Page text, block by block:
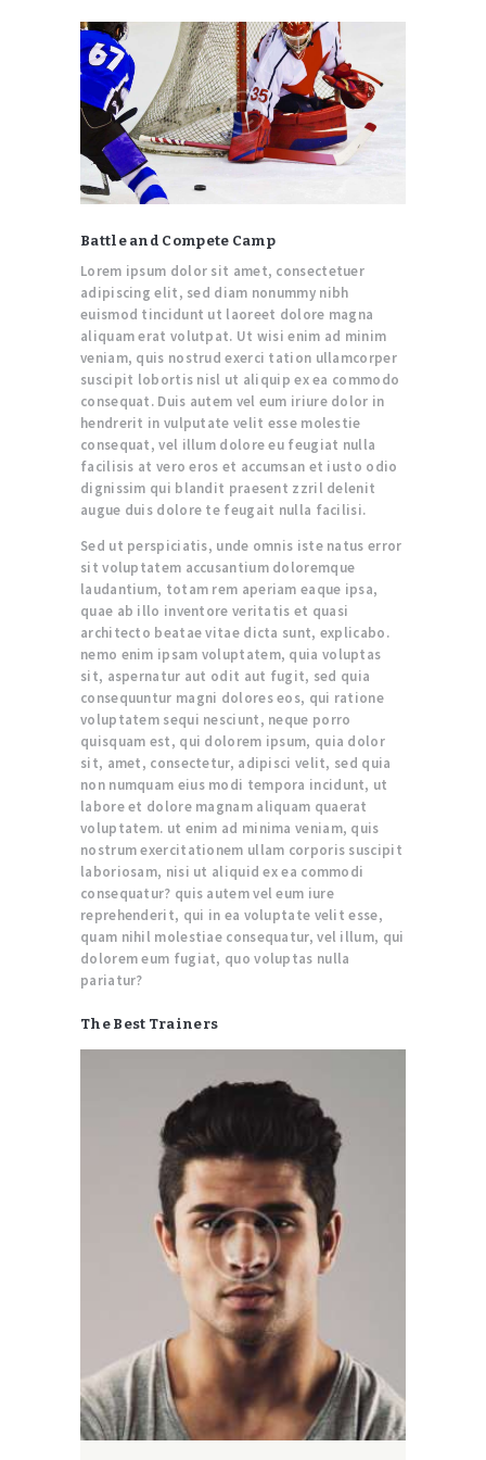
Battle and Compete Camp
Lorem ipsum dolor sit amet, consectetuer
adipiscing elit, sed diam nonummy nibh
euismod tincidunt ut laoreet dolore magna
aliquam erat volutpat. Ut wisi enim ad minim
veniam, quis nostrud exerci tation ullamcorper
suscipit lobortis nisl ut aliquip ex ea commodo
consequat. Duis autem vel eum iriure dolor in
hendrerit in vulputate velit esse molestie
consequat, vel illum dolore eu feugiat nulla
facilisis at vero eros et accumsan et iusto odio
dignissim qui blandit praesent zzril delenit
augue duis dolore te feugait nulla facilisi.
Sed ut perspiciatis, unde omnis iste natus error
sit voluptatem accusantium doloremque
laudantium, totam rem aperiam eaque ipsa,
quae ab illo inventore veritatis et quasi
architecto beatae vitae dicta sunt, explicabo.
nemo enim ipsam voluptatem, quia voluptas
sit, aspernatur aut odit aut fugit, sed quia
consequuntur magni dolores eos, qui ratione
voluptatem sequi nesciunt, neque porro
quisquam est, qui dolorem ipsum, quia dolor
sit, amet, consectetur, adipisci velit, sed quia
non numquam eius modi tempora incidunt, ut
labore et dolore magnam aliquam quaerat
voluptatem. ut enim ad minima veniam, quis
nostrum exercitationem ullam corporis suscipit
laboriosam, nisi ut aliquid ex ea commodi
consequatur? quis autem vel eum iure
reprehenderit, qui in ea voluptate velit esse,
quam nihil molestiae consequatur, vel illum, qui
dolorem eum fugiat, quo voluptas nulla
pariatur?
The Best Trainers